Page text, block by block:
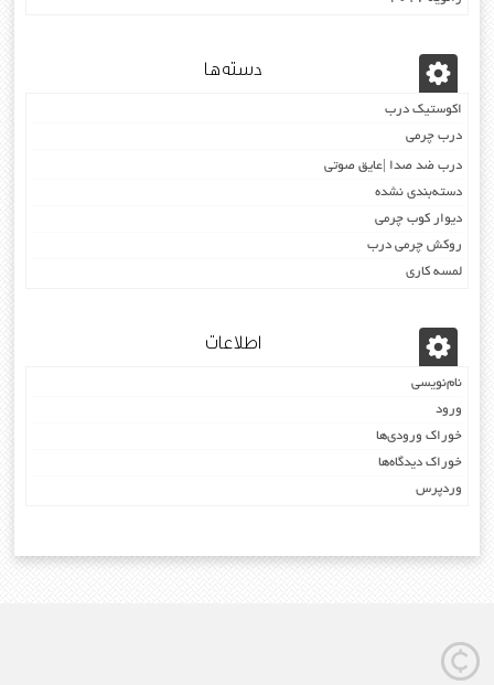
دسته‌ها
اکوستیک درب
درب چرمی
درب ضد صدا |عایق صوتی
دسته‌بندی نشده
دیوار کوب چرمی
روکش چرمی درب
لمسه کاری
اطلاعات
نام‌نویسی
ورود
خوراک ورودی‌ها
خوراک دیدگاه‌ها
وردپرس